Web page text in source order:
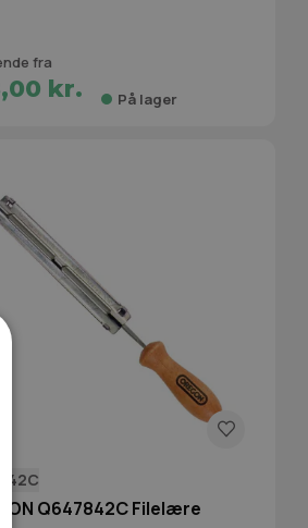
fra
kr. På lager
Q647842C Filelære